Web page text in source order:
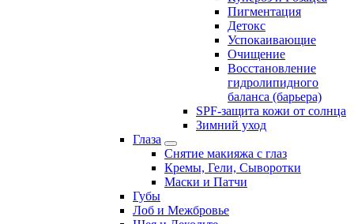
Пигментация
Детокс
Успокаивающие
Очищение
Восстановление
гидролипидного
баланса (барьера)
SPF-защита кожи от солнца
Зимний уход
Глаза
Снятие макияжа с глаз
Кремы, Гели, Сыворотки
Маски и Патчи
Губы
Лоб и Межбровье